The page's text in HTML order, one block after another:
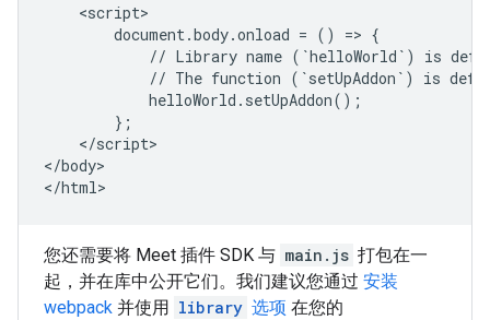
    <script>
        document.body.onload = () => {
// Library name (`helloWorld`) is
// The function (`setUpAddon`) is
            helloWorld.setUpAddon();
        };
    </script>
</body>
您还需要将 Meet 插件 SDK 与 main.js 打包在一
起，并在库中公开它们。我们建议您通过 安装
webpack 并使用 library 选项 在您的